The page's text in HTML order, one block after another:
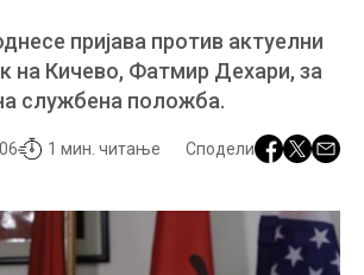
пријава против актуелни
на Кичево, Фатмир Дехари, за
службена положба.
1 мин. читање Сподели